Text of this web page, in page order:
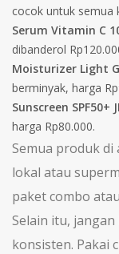
cocok untuk semua
Serum Vitamin C
dibanderol
Moisturizer Light
berminyak, harga
Sunscreen SPF50+
harga Rp80.000.
Semua produk
lokal atau
paket combo
Selain itu,
konsisten. Pakai